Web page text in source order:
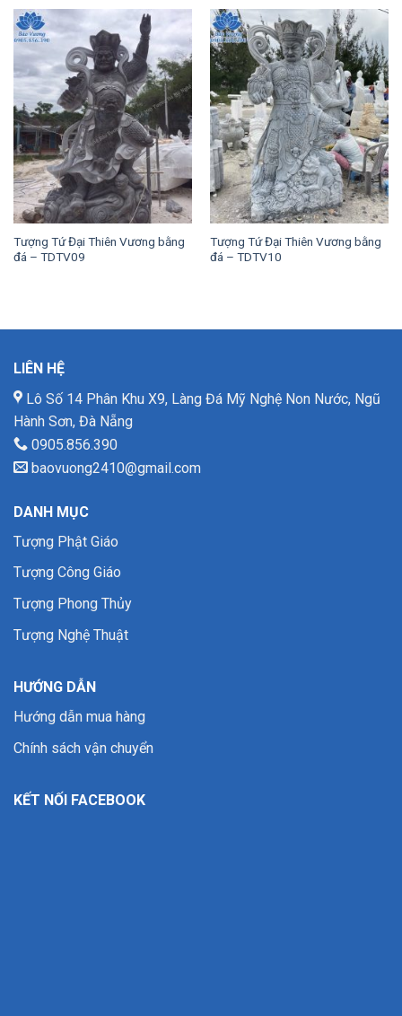
Tượng Tứ Đại Thiên Vương bằng
đá – TDTV09
Tượng Tứ Đại Thiên Vương bằng
đá – TDTV10
LIÊN HỆ
Lô Số 14 Phân Khu X9, Làng Đá Mỹ Nghệ Non Nước, Ngũ
Hành Sơn, Đà Nẵng
0905.856.390
baovuong2410@gmail.com
DANH MỤC
Tượng Phật Giáo
Tượng Công Giáo
Tượng Phong Thủy
Tượng Nghệ Thuật
HƯỚNG DẪN
Hướng dẫn mua hàng
Chính sách vận chuyển
KẾT NỐI FACEBOOK